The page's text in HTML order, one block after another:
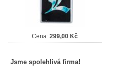
Cena: 299,00 Kč
Jsme spolehlivá firma!